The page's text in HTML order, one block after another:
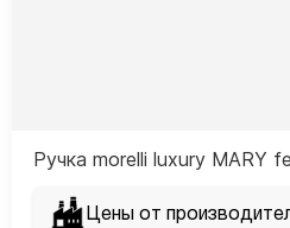
Ручка morelli luxury MARY
Цены от